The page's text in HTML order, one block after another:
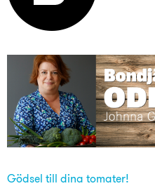
Gödsel till dina tomater!